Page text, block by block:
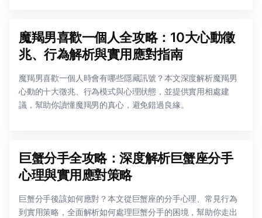
魔羯男喜歡一個人全攻略：10大心動徵
兆、行為解析與實用應對指南
魔羯男喜歡一個人時會有哪些隱藏訊號？本文深度解析魔羯男
心動的十大徵兆、行為模式與心理狀態，並提供實用相處建
議，幫助你讀懂魔羯男的真心，避免錯過良緣。
巨蟹分手全攻略：深度解析巨蟹座分手
心理與實用應對策略
巨蟹分手後該如何應對？本文從巨蟹座的分手心理、常見行為
到實用策略，全面解析如何處理巨蟹分手的困境，幫助你走出